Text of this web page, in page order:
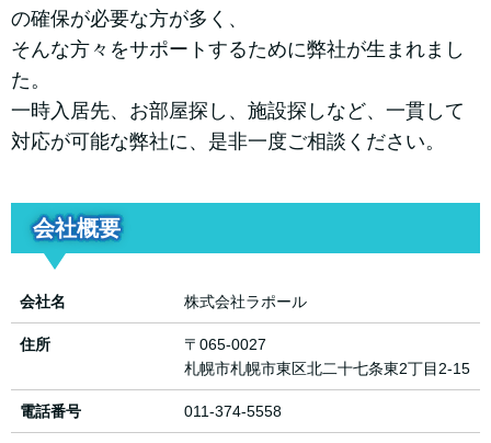
の確保が必要な方が多く、
そんな方々をサポートするために弊社が生まれまし
た。
一時入居先、お部屋探し、施設探しなど、一貫して
対応が可能な弊社に、是非一度ご相談ください。
会社概要
会社名 株式会社ラポール
住所
〒065-0027
札幌市札幌市東区北二十七条東2丁目2-15
電話番号 011-374-5558